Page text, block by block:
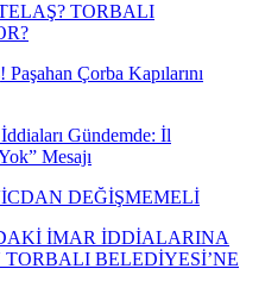
TORBALI
Çorba Kapılarını
Gündemde: İl
Mesajı
DEĞİŞMEMELİ
İMAR İDDİALARINA
BELEDİYESİ’NE